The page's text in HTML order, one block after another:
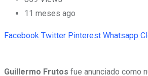
11 meses ago
Facebook Twitter Pinterest Whatsapp
Guillermo Frutos fue anunciado como